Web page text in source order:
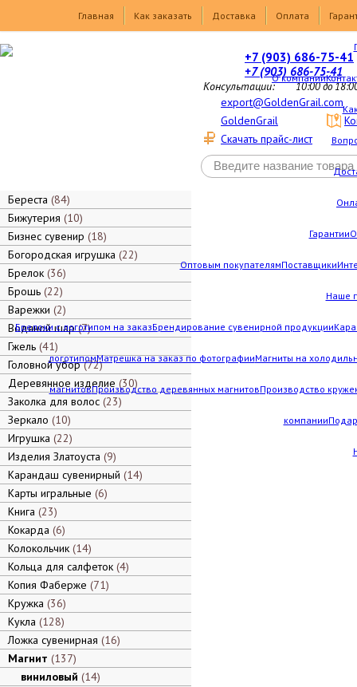
Главная
Как заказать Доставка Оплата
О компании
Гарантии
Оптовым покупателямПоставщики
Наше
Брелоки с логотипом на заказБрендирование сувенирной продукции
логотипомМатрешка на заказ по фотографииМагниты на
магнитовПроизводство деревянных магнитовПроизводство
компании
+7 (903) 686-75-41
+7 (903) 686-75-41
Консультации: 10:00 до
export@GoldenGrail.com
GoldenGrail
Скачать прайс-лист
Береста 84
Бижутерия 10
Бизнес сувенир 18
Богородская игрушка 22
Брелок 36
Брошь 22
Варежки 2
Водяной шар 7
Гжель 41
Головной убор 72
Деревянное изделие 30
Заколка для волос 23
Зеркало 10
Игрушка 22
Изделия Златоуста 9
Карандаш сувенирный 14
Карты игральные 6
Книга 23
Кокарда 6
Колокольчик 14
Кольца для салфеток 4
Копия Фаберже 71
Кружка 36
Кукла 128
Ложка сувенирная 16
Магнит 137
виниловый 14